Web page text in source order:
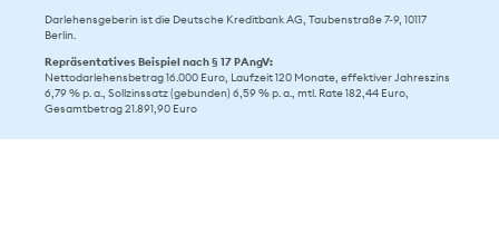
Darlehensgeberin ist die Deutsche Kreditbank AG, Taubenstraße 7-9, 10117
Berlin.
Repräsentatives Beispiel nach § 17 PAngV:
Nettodarlehensbetrag 16.000 Euro, Laufzeit 120 Monate, effektiver Jahreszins
6,79 % p. a., Sollzinssatz (gebunden) 6,59 % p. a., mtl. Rate 182,44 Euro,
Gesamtbetrag 21.891,90 Euro